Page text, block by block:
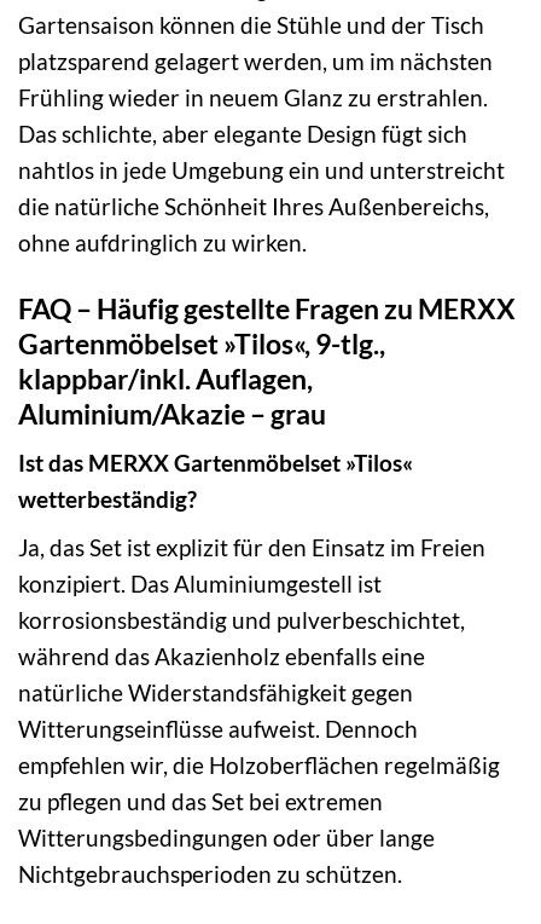
Gartensaison können die Stühle und der Tisch
platzsparend gelagert werden, um im nächsten
Frühling wieder in neuem Glanz zu erstrahlen.
Das schlichte, aber elegante Design fügt sich
nahtlos in jede Umgebung ein und unterstreicht
die natürliche Schönheit Ihres Außenbereichs,
ohne aufdringlich zu wirken.
FAQ – Häufig gestellte Fragen zu MERXX
Gartenmöbelset »Tilos«, 9-tlg.,
klappbar/inkl. Auflagen,
Aluminium/Akazie – grau
Ist das MERXX Gartenmöbelset »Tilos«
wetterbeständig?
Ja, das Set ist explizit für den Einsatz im Freien
konzipiert. Das Aluminiumgestell ist
korrosionsbeständig und pulverbeschichtet,
während das Akazienholz ebenfalls eine
natürliche Widerstandsfähigkeit gegen
Witterungseinflüsse aufweist. Dennoch
empfehlen wir, die Holzoberflächen regelmäßig
zu pflegen und das Set bei extremen
Witterungsbedingungen oder über lange
Nichtgebrauchsperioden zu schützen.